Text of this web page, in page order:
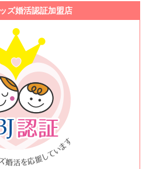
ズ婚活認証加盟店